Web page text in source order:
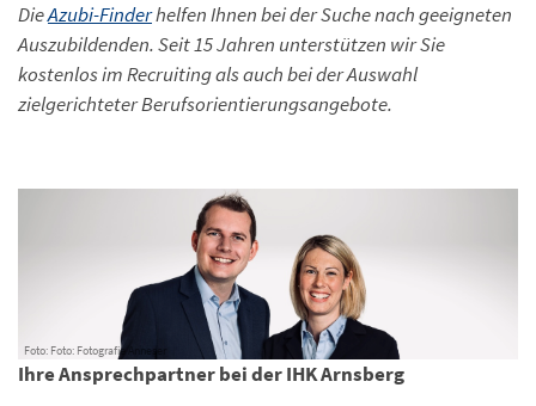
DieAzubi-Finderhelfen Ihnen bei der Suche nach geeigneten
Auszubildenden. Seit 15 Jahren unterstützen wir Sie
kostenlos im Recruiting als auch bei der Auswahl
zielgerichteter Berufsorientierungsangebote.
Foto: Foto: Fotografie Anneser
Ihre Ansprechpartner bei der IHK Arnsberg